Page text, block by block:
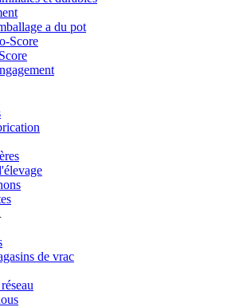
a du pot
Score
de vrac